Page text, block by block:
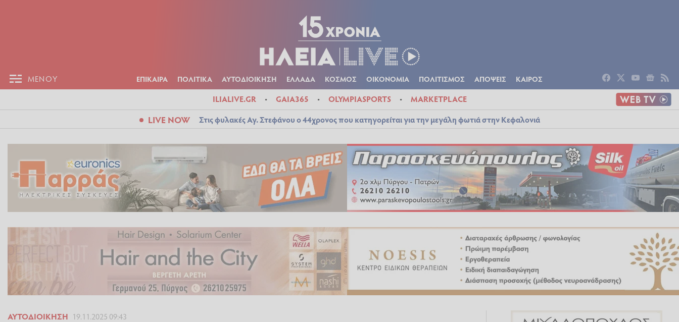
ΜΕΝΟΥ ΕΠΙΚΑΙΡΑ ΠΟΛΙΤΙΚΑ ΑΥΤΟΔΙΟΙΚΗΣΗ ΕΛΛΑΔΑ ΚΟΣΜΟΣ ΟΙΚΟΝΟΜΙΑ ΠΟΛΙΤΙΣΜΟΣ ΑΠΟΨΕΙΣ ΚΑΙΡΟΣ
ILIALIVE.GR GAIA365 OLYMPIASPORTS MARKETPLACE
LIVE NOW Στις φυλακές Αγ. Στεφάνου ο 44χρονος που κατηγορείται για την μεγάλη φωτιά στην Κεφαλονιά
ΑΥΤΟΔΙΟΊΚΗΣΗ 19.11.2025 09:43